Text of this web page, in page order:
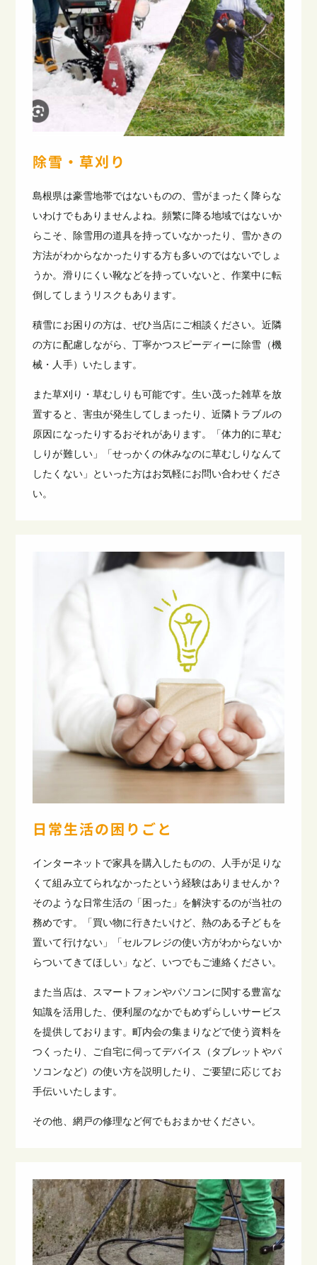
除雪・草刈り
島根県は豪雪地帯ではないものの、雪がまったく降らな
いわけでもありませんよね。頻繁に降る地域ではないか
らこそ、除雪用の道具を持っていなかったり、雪かきの
方法がわからなかったりする方も多いのではないでしょ
うか。滑りにくい靴などを持っていないと、作業中に転
倒してしまうリスクもあります。
積雪にお困りの方は、ぜひ当店にご相談ください。近隣
の方に配慮しながら、丁寧かつスピーディーに除雪（機
械・人手）いたします。
また草刈り・草むしりも可能です。生い茂った雑草を放
置すると、害虫が発生してしまったり、近隣トラブルの
原因になったりするおそれがあります。「体力的に草む
しりが難しい」「せっかくの休みなのに草むしりなんて
したくない」といった方はお気軽にお問い合わせくださ
い。
日常生活の困りごと
インターネットで家具を購入したものの、人手が足りな
くて組み立てられなかったという経験はありませんか？
そのような日常生活の「困った」を解決するのが当社の
務めです。「買い物に行きたいけど、熱のある子どもを
置いて行けない」「セルフレジの使い方がわからないか
らついてきてほしい」など、いつでもご連絡ください。
また当店は、スマートフォンやパソコンに関する豊富な
知識を活用した、便利屋のなかでもめずらしいサービス
を提供しております。町内会の集まりなどで使う資料を
つくったり、ご自宅に伺ってデバイス（タブレットやパ
ソコンなど）の使い方を説明したり、ご要望に応じてお
手伝いいたします。
その他、網戸の修理など何でもおまかせください。